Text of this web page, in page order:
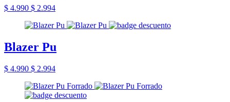
$ 4.990 $ 2.994
Blazer Pu
$ 4.990 $ 2.994